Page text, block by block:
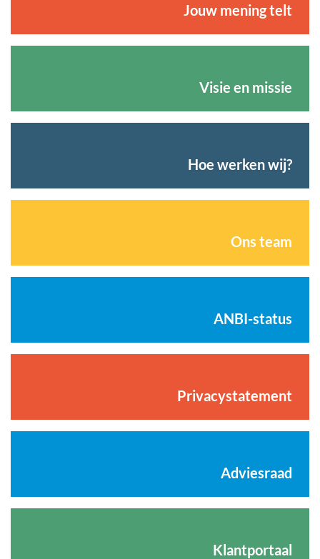
Jouw mening telt
Visie en missie
Hoe werken wij?
Ons team
ANBI-status
Privacystatement
Adviesraad
Klantportaal